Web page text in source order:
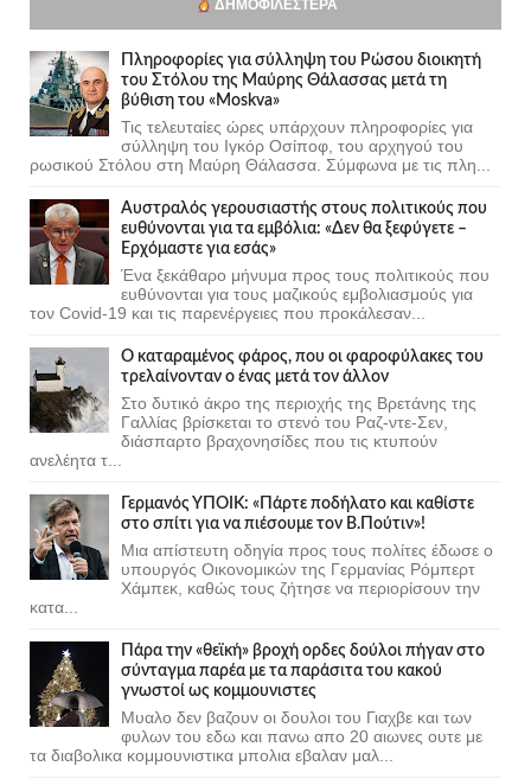
ΔΗΜΟΦΙΛΈΣΤΕΡΑ
Πληροφορίες για σύλληψη του Ρώσου διοικητή
του Στόλου της Mαύρης Θάλασσας μετά τη
βύθιση του «Moskva»
Τις τελευταίες ώρες υπάρχουν πληροφορίες για
σύλληψη του Ιγκόρ Οσίποφ, του αρχηγού του
ρωσικού Στόλου στη Μαύρη Θάλασσα. Σύμφωνα με τις πλη...
Αυστραλός γερουσιαστής στους πολιτικούς που
ευθύνονται για τα εμβόλια: «Δεν θα ξεφύγετε –
Ερχόμαστε για εσάς»
Ένα ξεκάθαρο μήνυμα προς τους πολιτικούς που
ευθύνονται για τους μαζικούς εμβολιασμούς για
τον Covid-19 και τις παρενέργειες που προκάλεσαν...
Ο καταραμένος φάρος, που οι φαροφύλακες του
τρελαίνονταν ο ένας μετά τον άλλον
Στο δυτικό άκρο της περιοχής της Βρετάνης της
Γαλλίας βρίσκεται το στενό του Ραζ-ντε-Σεν,
διάσπαρτο βραχονησίδες που τις κτυπούν
ανελέητα τ...
Γερμανός ΥΠΟΙΚ: «Πάρτε ποδήλατο και καθίστε
στο σπίτι για να πιέσουμε τον Β.Πούτιν»!
Μια απίστευτη οδηγία προς τους πολίτες έδωσε ο
υπουργός Οικονομικών της Γερμανίας Ρόμπερτ
Χάμπεκ, καθώς τους ζήτησε να περιορίσουν την
κατα...
Πάρα την «θεϊκή» βροχή ορδες δούλοι πήγαν στο
σύνταγμα παρέα με τα παράσιτα του κακού
γνωστοί ως κομμουνιστες
Μυαλο δεν βαζουν οι δουλοι του Γιαχβε και των
φυλων του εδω και πανω απο 20 αιωνες ουτε με
τα διαβολικα κομμουνιστικα μπολια εβαλαν μαλ...